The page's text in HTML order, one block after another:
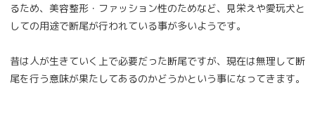
るため、美容整形・ファッション性のためなど、見栄えや愛玩犬と
しての用途で断尾が行われている事が多いようです。
昔は人が生きていく上で必要だった断尾ですが、現在は無理して断
尾を行う意味が果たしてあるのかどうかという事になってきます。